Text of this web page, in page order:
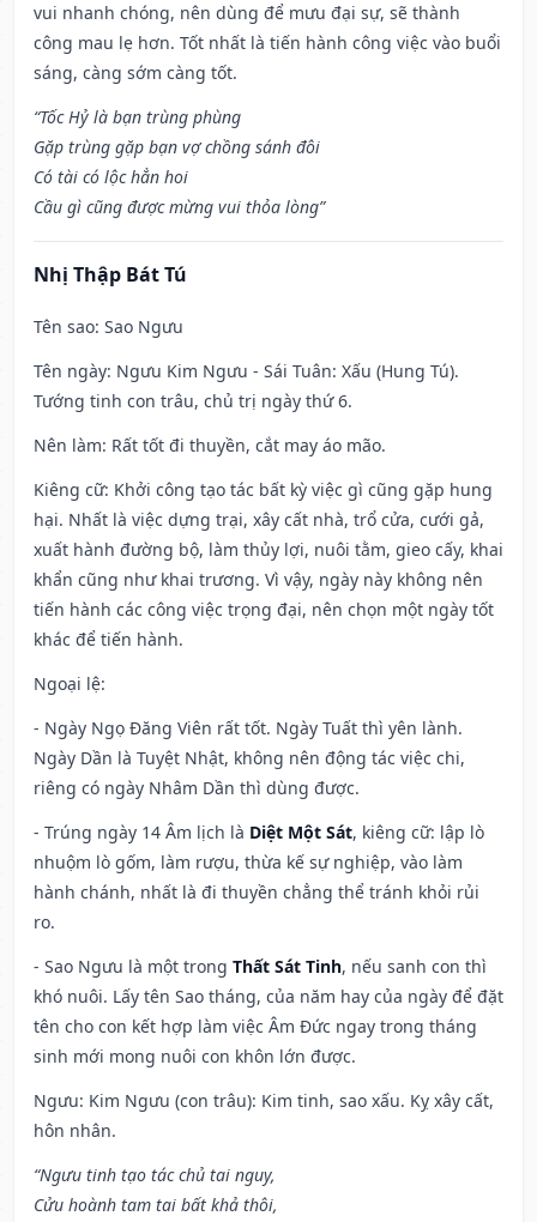
vui nhanh chóng, nên dùng để mưu đại sự, sẽ thành
công mau lẹ hơn. Tốt nhất là tiến hành công việc vào buổi
sáng, càng sớm càng tốt.
“Tốc Hỷ là bạn trùng phùng
Gặp trùng gặp bạn vợ chồng sánh đôi
Có tài có lộc hẳn hoi
Cầu gì cũng được mừng vui thỏa lòng”
Nhị Thập Bát Tú
Tên sao: Sao Ngưu
Tên ngày: Ngưu Kim Ngưu - Sái Tuân: Xấu (Hung Tú).
Tướng tinh con trâu, chủ trị ngày thứ 6.
Nên làm: Rất tốt đi thuyền, cắt may áo mão.
Kiêng cữ: Khởi công tạo tác bất kỳ việc gì cũng gặp hung
hại. Nhất là việc dựng trại, xây cất nhà, trổ cửa, cưới gả,
xuất hành đường bộ, làm thủy lợi, nuôi tằm, gieo cấy, khai
khẩn cũng như khai trương. Vì vậy, ngày này không nên
tiến hành các công việc trọng đại, nên chọn một ngày tốt
khác để tiến hành.
Ngoại lệ:
- Ngày Ngọ Đăng Viên rất tốt. Ngày Tuất thì yên lành.
Ngày Dần là Tuyệt Nhật, không nên động tác việc chi,
riêng có ngày Nhâm Dần thì dùng được.
- Trúng ngày 14 Âm lịch là Diệt Một Sát, kiêng cữ: lập lò
nhuộm lò gốm, làm rượu, thừa kế sự nghiệp, vào làm
hành chánh, nhất là đi thuyền chẳng thể tránh khỏi rủi
ro.
- Sao Ngưu là một trong Thất Sát Tinh, nếu sanh con thì
khó nuôi. Lấy tên Sao tháng, của năm hay của ngày để đặt
tên cho con kết hợp làm việc Âm Đức ngay trong tháng
sinh mới mong nuôi con khôn lớn được.
Ngưu: Kim Ngưu (con trâu): Kim tinh, sao xấu. Kỵ xây cất,
hôn nhân.
“Ngưu tinh tạo tác chủ tai nguy,
Cửu hoành tam tai bất khả thôi,